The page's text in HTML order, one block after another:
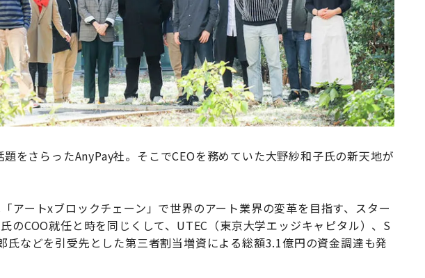
をさらったAnyPay社。そこでCEOを務めていた大野紗和子氏の新天地が
アートxブロックチェーン」で世界のアート業界の変革を目指す、スター
のCOO就任と時を同じくして、UTEC（東京大学エッジキャピタル）、S
氏などを引受先とした第三者割当増資による総額3.1億円の資金調達も発